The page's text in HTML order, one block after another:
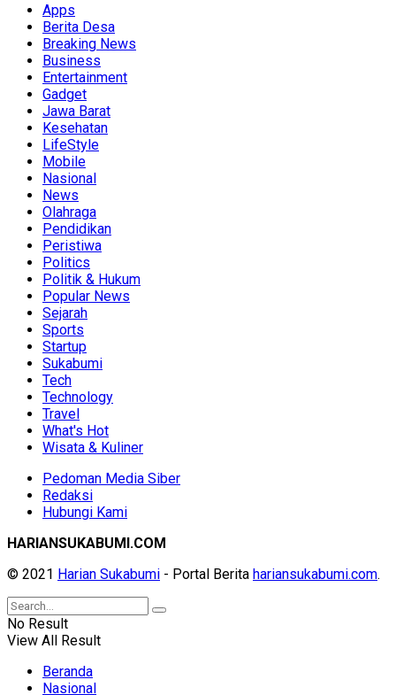
Apps
Berita Desa
Breaking News
Business
Entertainment
Gadget
Jawa Barat
Kesehatan
LifeStyle
Mobile
Nasional
News
Olahraga
Pendidikan
Peristiwa
Politics
Politik & Hukum
Popular News
Sejarah
Sports
Startup
Sukabumi
Tech
Technology
Travel
What's Hot
Wisata & Kuliner
Pedoman Media Siber
Redaksi
Hubungi Kami
HARIANSUKABUMI.COM
© 2021 Harian Sukabumi - Portal Berita hariansukabumi.com.
No Result
View All Result
Beranda
Nasional